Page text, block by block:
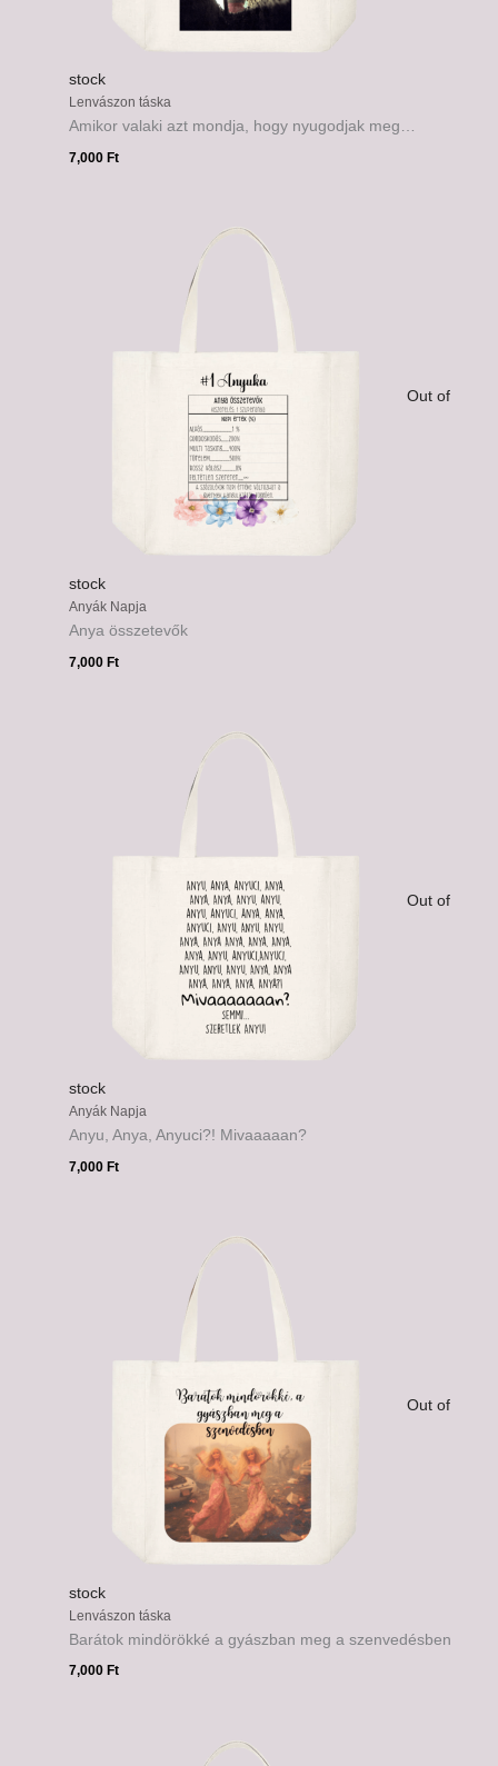
stock
Lenvászon táska
Amikor valaki azt mondja, hogy nyugodjak meg…
7,000 Ft
Out of
stock
Anyák Napja
Anya összetevők
7,000Ft
Out of
stock
Anyák Napja
Anyu, Anya, Anyuci?! Mivaaaaan?
7,000Ft
Out of
stock
Lenvászon táska
Barátok mindörökké a gyászban meg a szenvedésben
7,000 Ft